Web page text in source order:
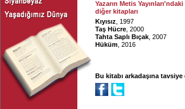
Yazarın Metis Yayınları'ndaki
diğer kitapları
Kıyısız , 1997
Taş Hücre , 2000
Tahta Saplı Bıçak , 2007
Hüküm , 2016
Bu kitabı arkadaşına tavsiye